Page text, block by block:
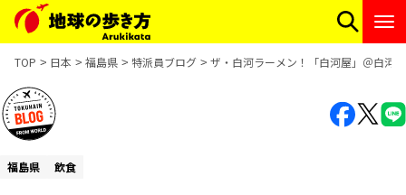
TOP 日本 福島県 特派員ブログ ザ・白河ラーメン！「白河屋」＠白河市
福島県 飲食